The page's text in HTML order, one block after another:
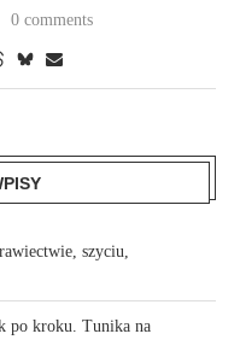
0 comments
szyciu,
kroku. Tunika na